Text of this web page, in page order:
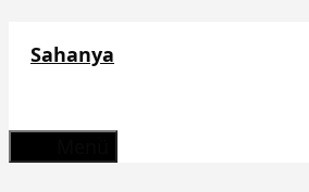
Sahanya